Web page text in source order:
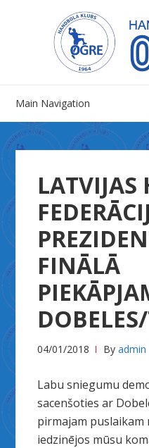
navigation
content
Main Navigation
FINĀLĀ
04/01/2018 Byadmin
Labu sniegumu
sacenšoties ar
pirmajam puslaikam
iedzinējos mūsu